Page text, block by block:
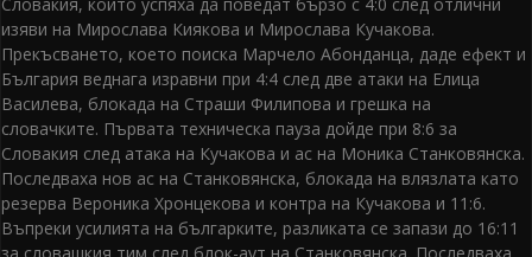
изяви на Мирослава Киякова и Мирослава Кучакова.
Прекъсването, което поиска Марчело Абонданца, даде ефект и
България веднага изравни при 4:4 след две атаки на Елица
Василева, блокада на Страши Филипова и грешка на
словачките. Първата техническа пауза дойде при 8:6 за
Словакия след атака на Кучакова и ас на Моника Станковянска.
Последваха нов ас на Станковянска, блокада на влязлата като
резерва Вероника Хронцекова и контра на Кучакова и 11:6.
Въпреки усилията на българките, разликата се запази до 16:11